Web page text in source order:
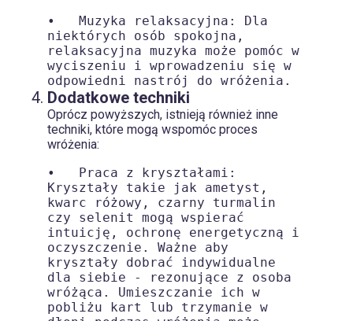
•   Muzyka relaksacyjna: Dla
niektórych osób spokojna,
relaksacyjna muzyka może pomóc w
wyciszeniu i wprowadzeniu się w
Dodatkowe techniki
Oprócz powyższych, istnieją również inne
techniki, które mogą wspomóc proces
wróżenia:
•   Praca z kryształami:
Kryształy takie jak ametyst,
kwarc różowy, czarny turmalin
czy selenit mogą wspierać
intuicję, ochronę energetyczną i
oczyszczenie. Ważne aby
kryształy dobrać indywidualne
dla siebie - rezonujące z osoba
wróżąca. Umieszczanie ich w
pobliżu kart lub trzymanie w